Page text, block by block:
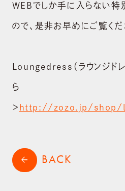
会社概
ブラン
ニュー
arrow_back BACK
WEBでしか手に入らない特
ので、是非お早めにご覧くだ
Loungedress（ラウンジド
ら
＞ http://zozo.jp/shop/